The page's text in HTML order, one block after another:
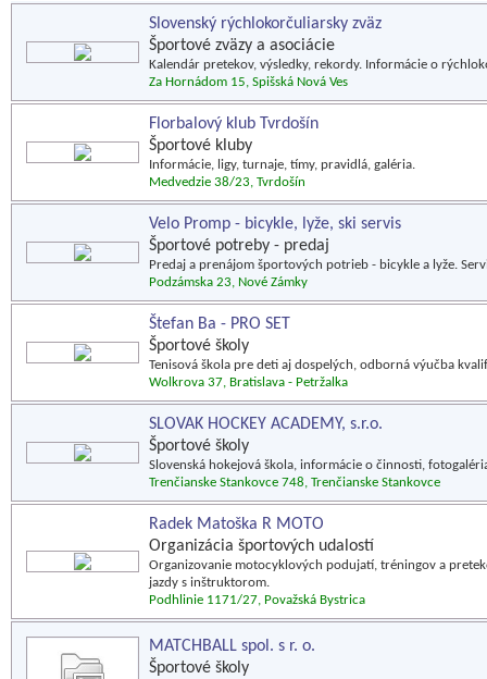
Slovenský rýchlokorčuliarsky zväz
Športové zväzy a asociácie
Kalendár pretekov, výsledky, rekordy. Informácie o
Za Hornádom 15, Spišská Nová Ves
Florbalový klub Tvrdošín
Športové kluby
Informácie, ligy, turnaje, tímy, pravidlá, galéria.
Medvedzie 38/23, Tvrdošín
Velo Promp - bicykle, lyže, ski servis
Športové potreby - predaj
Predaj a prenájom športových potrieb - bicykle a lyže.
Podzámska 23, Nové Zámky
Štefan Ba - PRO SET
Športové školy
Tenisová škola pre deti aj dospelých, odborná výučba
Wolkrova 37, Bratislava - Petržalka
SLOVAK HOCKEY ACADEMY, s.r.o.
Športové školy
Slovenská hokejová škola, informácie o činnosti,
Trenčianske Stankovce 748, Trenčianske Stankovce
Radek Matoška R MOTO
Organizácia športových udalostí
Organizovanie motocyklových podujatí, tréningov a
jazdy s inštruktorom.
Podhlinie 1171/27, Považská Bystrica
MATCHBALL spol. s r. o.
Športové školy